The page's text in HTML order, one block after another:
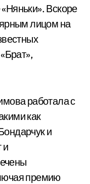
Вскоре
лицом на
работала с
как
и
и
премию